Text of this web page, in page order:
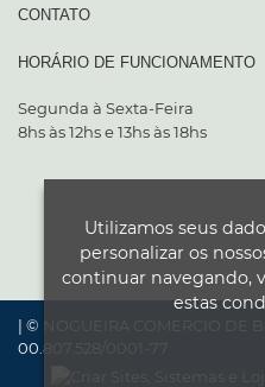
CONTATO
HORÁRIO DE FUNCIONAMENTO
Segunda à Sexta-Feira
8hs às 12hs e 13hs às 18hs
| © NOGUEIRA COMERCIO DE
00.807.528/0001-77
Utilizamos seus
personalizar os
continuar navegando,
estas